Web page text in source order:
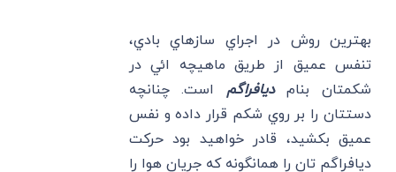
بهترين روش در اجراي سازهاي بادي،
تنفس عميق از طريق ماهيچه ائي در
شكمتان بنامديافراگم است. چنانچه
دستتان را بر روي شكم قرار داده و نفس
عميق بكشيد، قادر خواهيد بود حركت
ديافراگم تان را همانگونه كه جريان هوا را